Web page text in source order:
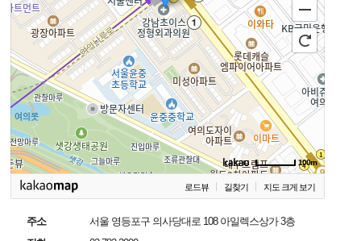
100m
로드뷰 길찾기 지도 크게 보기
주소
서울 영등포구 의사당대로 108 아일렉스상가 3층